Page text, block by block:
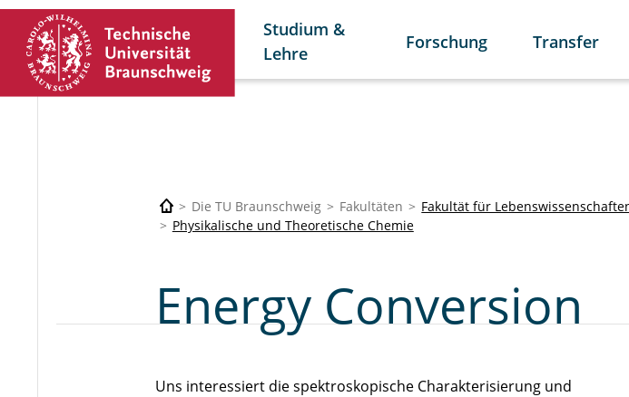
Studium &
Lehre
Forschung Transfer
Die TU Braunschweig Fakultäten Fakultät für
Physikalische und Theoretische Chemie
Energy Conversion
Uns interessiert die spektroskopische Charakterisierung und